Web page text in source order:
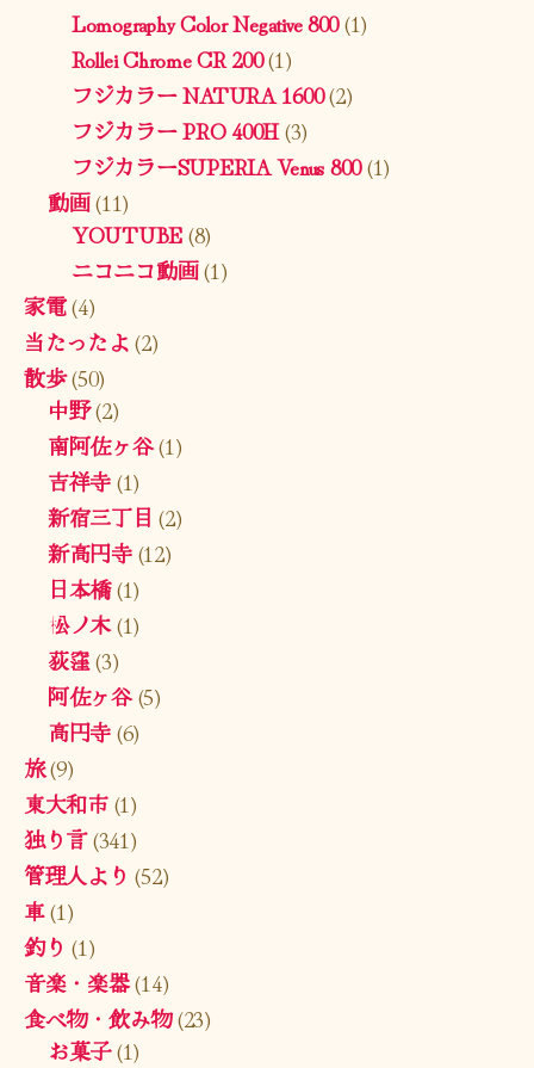
Lomography Color Negative 800(1)
Rollei Chrome CR 200(1)
フジカラー NATURA 1600(2)
フジカラー PRO 400H(3)
フジカラーSUPERIA Venus 800(1)
動画(11)
YOUTUBE(8)
ニコニコ動画(1)
家電(4)
当たったよ(2)
散歩(50)
中野(2)
南阿佐ヶ谷(1)
吉祥寺(1)
新宿三丁目 (2)
新高円寺(12)
日本橋(1)
松ノ木(1)
荻窪(3)
阿佐ヶ谷(5)
高円寺(6)
旅(9)
東大和市(1)
独り言(341)
管理人より (52)
車(1)
釣り (1)
音楽・楽器(14)
食べ物・飲み物(23)
お菓子(1)